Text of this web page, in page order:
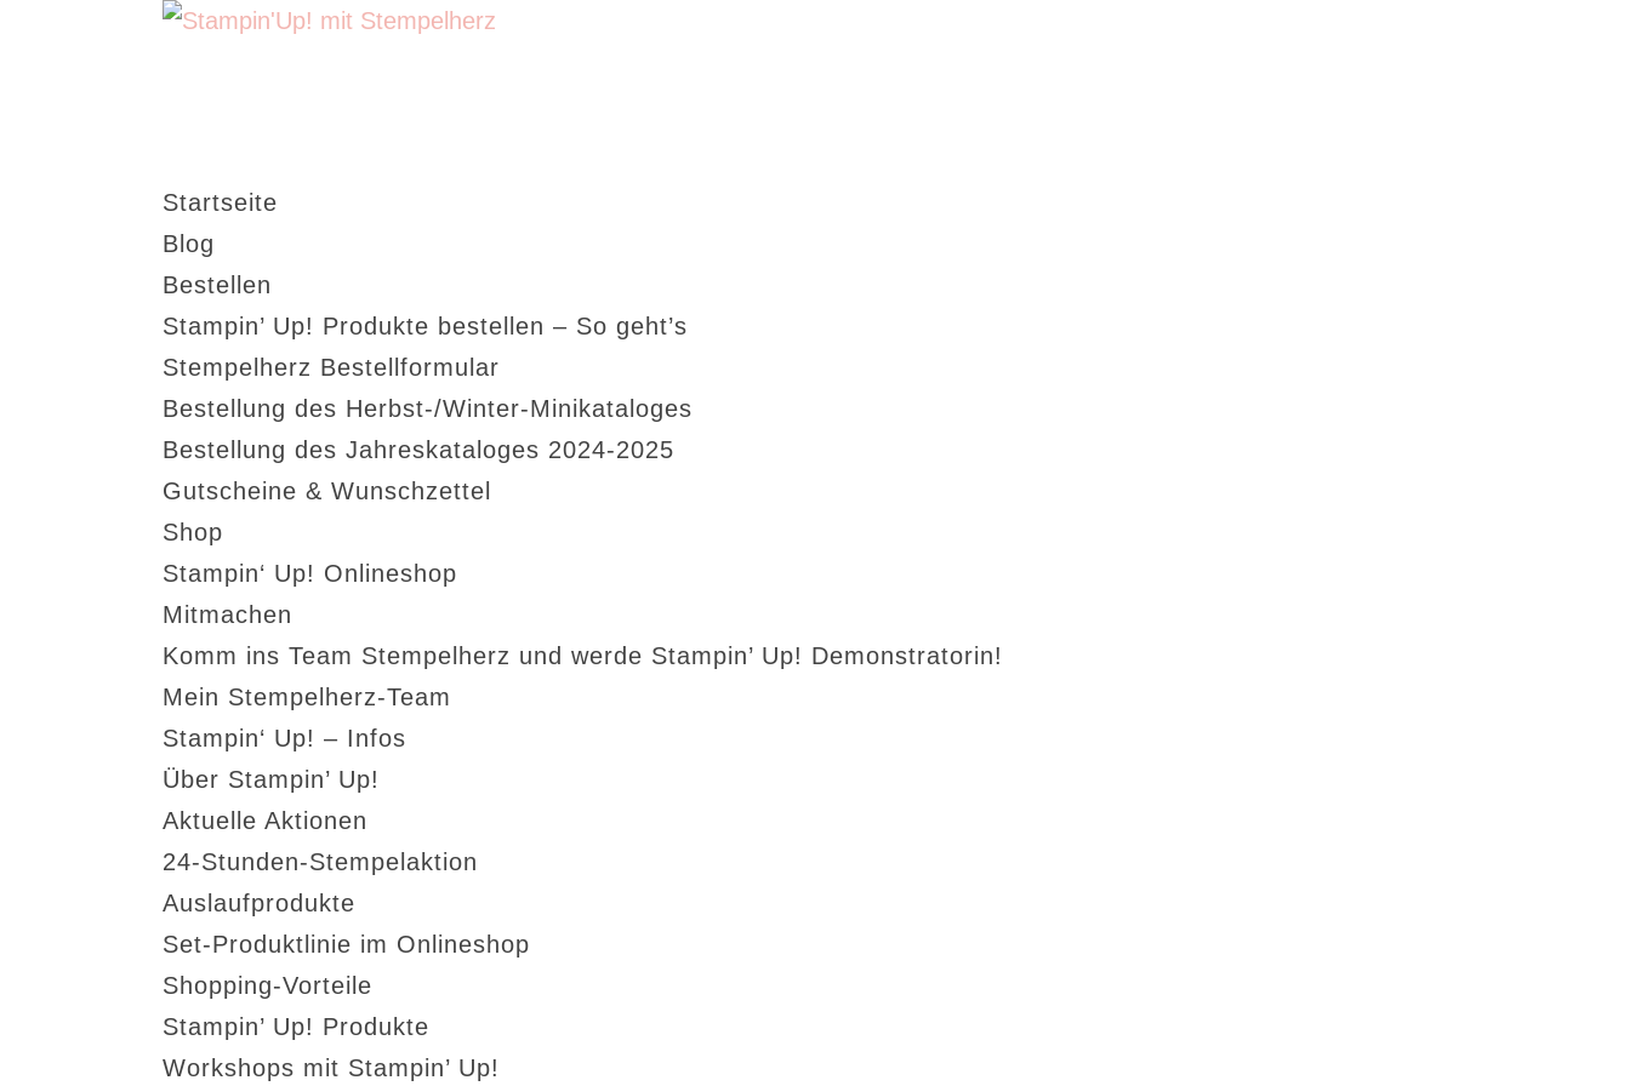
Startseite
Blog
Bestellen
Stampin’ Up! Produkte bestellen – So geht’s
Stempelherz Bestellformular
Bestellung des Herbst-/Winter-Minikataloges
Bestellung des Jahreskataloges 2024-2025
Gutscheine & Wunschzettel
Shop
Stampin‘ Up! Onlineshop
Mitmachen
Komm ins Team Stempelherz und werde Stampin’ Up! Demonstratorin!
Mein Stempelherz-Team
Stampin‘ Up! – Infos
Über Stampin’ Up!
Aktuelle Aktionen
24-Stunden-Stempelaktion
Auslaufprodukte
Set-Produktlinie im Onlineshop
Shopping-Vorteile
Stampin’ Up! Produkte
Workshops mit Stampin’ Up!